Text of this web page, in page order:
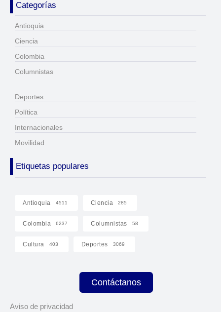
Categorías
Antioquia
Ciencia
Colombia
Columnistas
Deportes
Política
Internacionales
Movilidad
Etiquetas populares
Antioquia 4511 Ciencia 285
Colombia 6237 Columnistas 58
Cultura 403 Deportes 3069
Contáctanos
Aviso de privacidad